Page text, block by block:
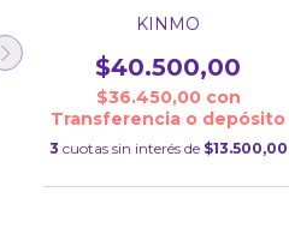
KINMO
$40.500,00
$36.450,00 con
Transferencia o depósito
3 cuotas sin interés de $13.500,00